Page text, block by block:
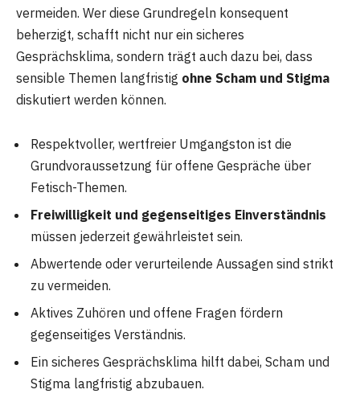
vermeiden. Wer diese Grundregeln konsequent
beherzigt, schafft nicht nur ein sicheres
Gesprächsklima, sondern trägt auch dazu bei, dass
sensible Themen langfristig ohne Scham und Stigma
diskutiert werden können.
Respektvoller, wertfreier Umgangston ist die
Grundvoraussetzung für offene Gespräche über
Fetisch-Themen.
Freiwilligkeit und gegenseitiges Einverständnis
müssen jederzeit gewährleistet sein.
Abwertende oder verurteilende Aussagen sind strikt
zu vermeiden.
Aktives Zuhören und offene Fragen fördern
gegenseitiges Verständnis.
Ein sicheres Gesprächsklima hilft dabei, Scham und
Stigma langfristig abzubauen.